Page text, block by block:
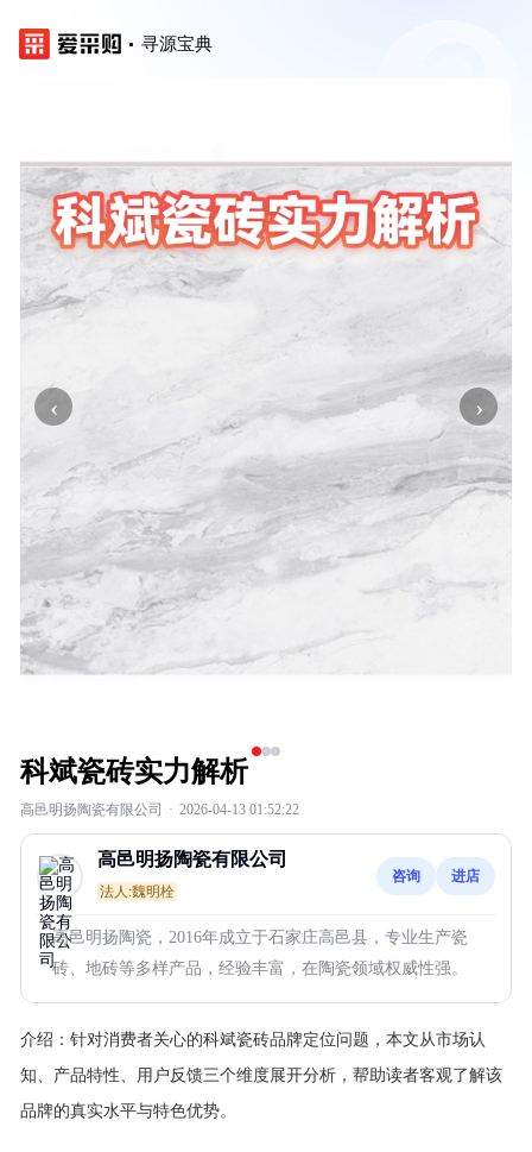
寻源宝典
‹ ›
科斌瓷砖实力解析
高邑明扬陶瓷有限公司 · 2026-04-13 01:52:22
高邑明扬陶瓷有限公司
法人:魏明栓
咨询 进店
高邑明扬陶瓷，2016年成立于石家庄高邑县，专业生产瓷
砖、地砖等多样产品，经验丰富，在陶瓷领域权威性强。
介绍： 针对消费者关心的科斌瓷砖品牌定位问题，本文从市场认
知、产品特性、用户反馈三个维度展开分析，帮助读者客观了解该
品牌的真实水平与特色优势。